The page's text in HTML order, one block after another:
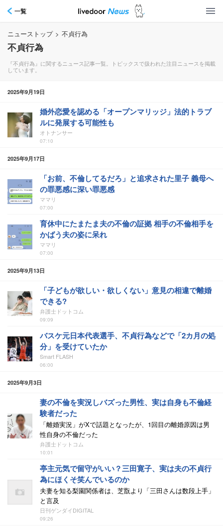
一覧
ニューストップ > 不貞行為
不貞行為
『不貞行為』に関するニュース記事一覧。トピックスで扱われた注目ニュースを掲載
しています。
2025年9月19日
婚外恋愛を認める「オープンマリッジ」法的トラブ
ルに発展する可能性も
オトナンサー
07:10
2025年9月17日
「お前、不倫してるだろ」と追求された里子 義母へ
の罪悪感に深い罪悪感
ママリ
07:00
育休中にたまたま夫の不倫の証拠 相手の不倫相手を
かばう夫の姿に呆れ
ママリ
07:00
2025年9月13日
「子どもが欲しい・欲しくない」意見の相違で離婚
できる?
弁護士ドットコム
09:09
バスケ元日本代表選手、不貞行為などで「2カ月の処
分」を受けていたか
Smart FLASH
06:00
2025年9月3日
妻の不倫を実況しバズった男性、実は自身も不倫経
験者だった
「離婚実況」がXで話題となったが、1回目の離婚原因は男
性自身の不倫だった
弁護士ドットコム
10:01
亭主元気で留守がいい？三田寛子、実は夫の不貞行
為にほくそ笑んでいるのか
夫妻を知る梨園関係者は、芝翫より「三田さんは数段上手」
と言及
日刊ゲンダイDIGITAL
09:26